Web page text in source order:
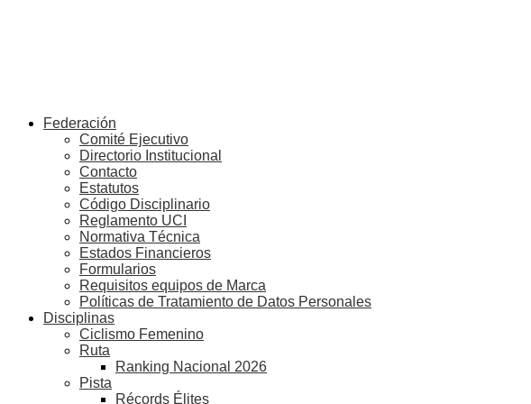
Federación
Comité Ejecutivo
Directorio Institucional
Contacto
Estatutos
Código Disciplinario
Reglamento UCI
Normativa Técnica
Estados Financieros
Formularios
Requisitos equipos de Marca
Políticas de Tratamiento de Datos Personales
Disciplinas
Ciclismo Femenino
Ruta
Ranking Nacional 2026
Pista
Récords Élites